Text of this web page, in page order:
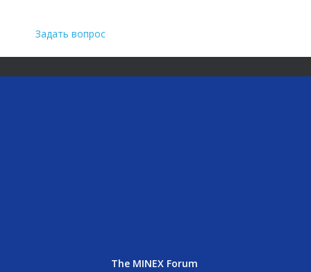
Задать вопрос
The MINEX Forum